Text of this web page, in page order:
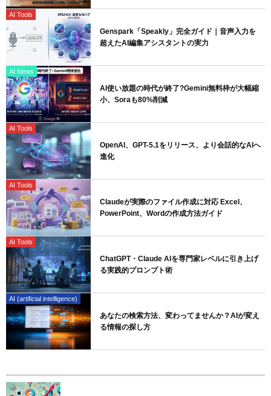
AI Tools
Genspark「Speakly」完全ガイド｜音声入力を
超えたAI編集アシスタントの実力
AI News
AI使い放題の時代が終了?Gemini無料枠が大幅縮
小、Soraも80%削減
AI Tools
OpenAI、GPT-5.1をリリース、より会話的なAIへ
進化
AI Tools
Claudeが実際のファイル作成に対応 Excel、
PowerPoint、Wordの作成方法ガイド
AI Tools
ChatGPT・Claude AIを専門家レベルに引き上げ
る実践的プロンプト術
AI (artificial intelligence)
あなたの検索方法、変わってませんか？AIが変え
る情報の探し方